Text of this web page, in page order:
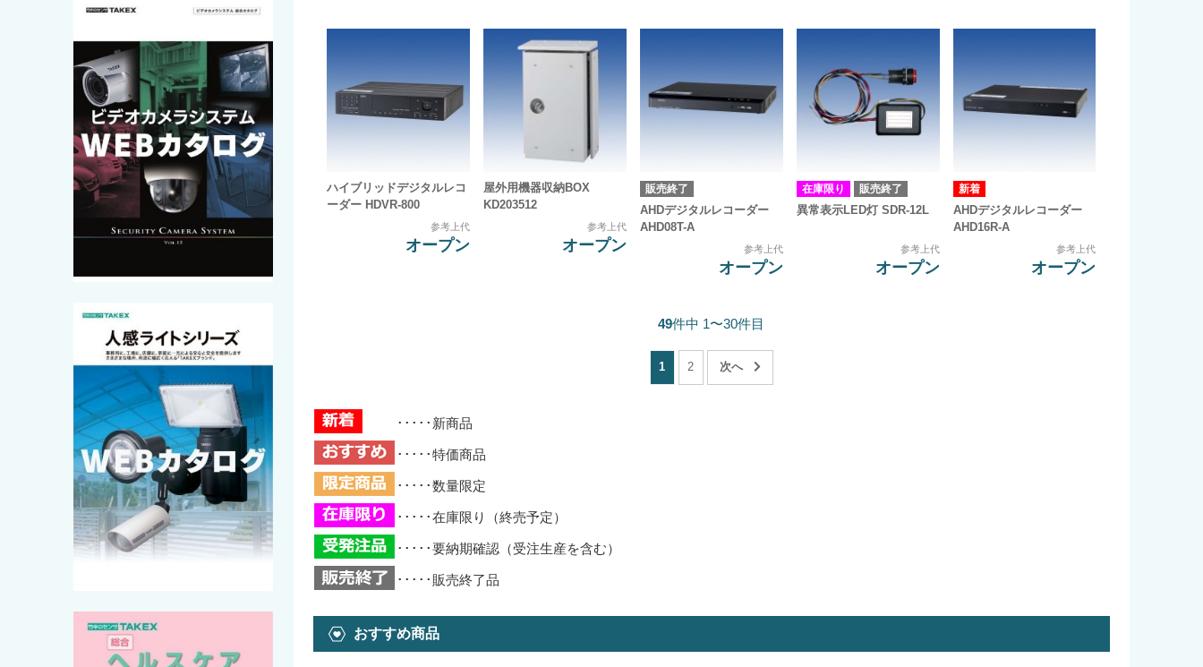
ハイブリッドデジタルレコ
ーダー HDVR-800
参考上代
オープン
屋外用機器収納BOX
KD203512
参考上代
オープン
販売終了
AHDデジタルレコーダー
AHD08T-A
参考上代
オープン
在庫限り 販売終了
異常表示LED灯 SDR-12L
参考上代
オープン
AHDデジタルレコーダー
AHD16R-A
参考上代
オープン
49件中 1〜30件目
1 2
･････新商品
･････特価商品
･････数量限定
･････在庫限り（終売予定）
･････要納期確認（受注生産を含む）
･････販売終了品
おすすめ商品